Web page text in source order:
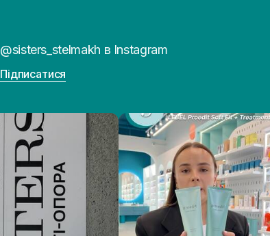
@sisters_stelmakh в Instagram
Підписатися